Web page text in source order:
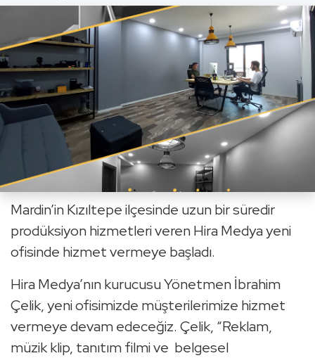
Mardin’in Kızıltepe ilçesinde uzun bir süredir
prodüksiyon hizmetleri veren Hira Medya yeni
ofisinde hizmet vermeye başladı.
Hira Medya’nın kurucusu Yönetmen İbrahim
Çelik, yeni ofisimizde müşterilerimize hizmet
vermeye devam edeceğiz. Çelik, “Reklam,
müzik klip, tanıtım filmi ve belgesel